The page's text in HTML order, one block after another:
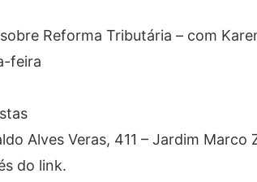
Reforma Tributária – com
feira
Alves Veras, 411 – Jardim Marco
do link.